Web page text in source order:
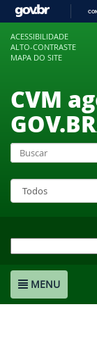
ACESSIBILIDADE
ALTO-CONTRASTE
MAPA DO SITE
CVM
MENU